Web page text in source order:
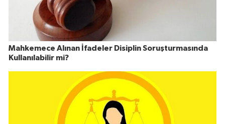
Mahkemece Alınan İfadeler Disiplin Soruşturmasında
Kullanılabilir mi?